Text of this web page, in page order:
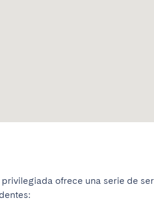
ofrece una serie de